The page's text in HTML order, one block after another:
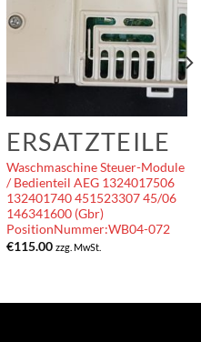
ERSATZTEILE
Waschmaschine Steuer-Module
/ Bedienteil AEG 1324017506
132401740 451523307 45/06
146341600 (Gbr)
PositionNummer:WB04-072
€115.00 zzg. MwSt.